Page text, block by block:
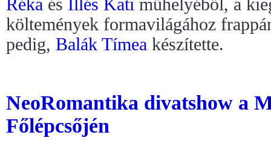
Réka és Illés Kati műhelyéből, a
költemények formavilágához
pedig, Balák Tímea készítette.
NeoRomantika divatshow a
Főlépcsőjén